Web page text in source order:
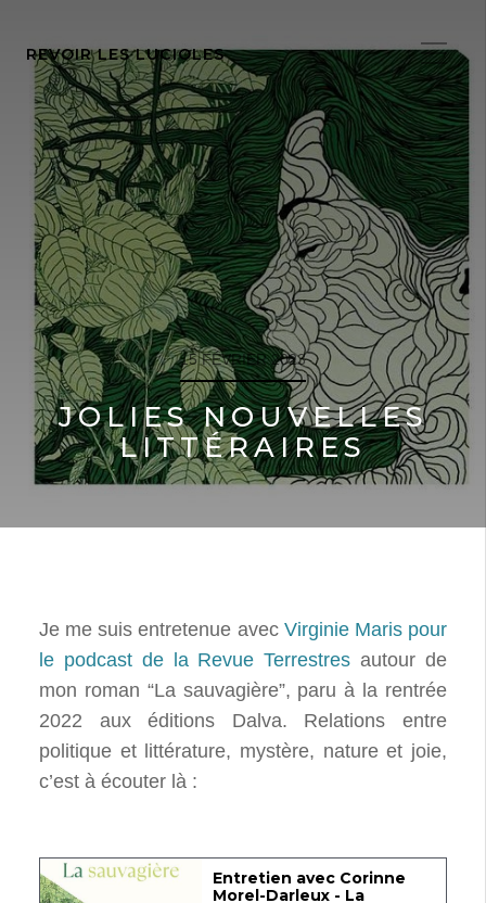
REVOIR LES LUCIOLES
15 FÉVRIER 2023
JOLIES NOUVELLES
LITTÉRAIRES
Je me suis entretenue avec Virginie Maris pour
le podcast de la Revue Terrestres autour de
mon roman “La sauvagière”, paru à la rentrée
2022 aux éditions Dalva. Relations entre
politique et littérature, mystère, nature et joie,
c’est à écouter là :